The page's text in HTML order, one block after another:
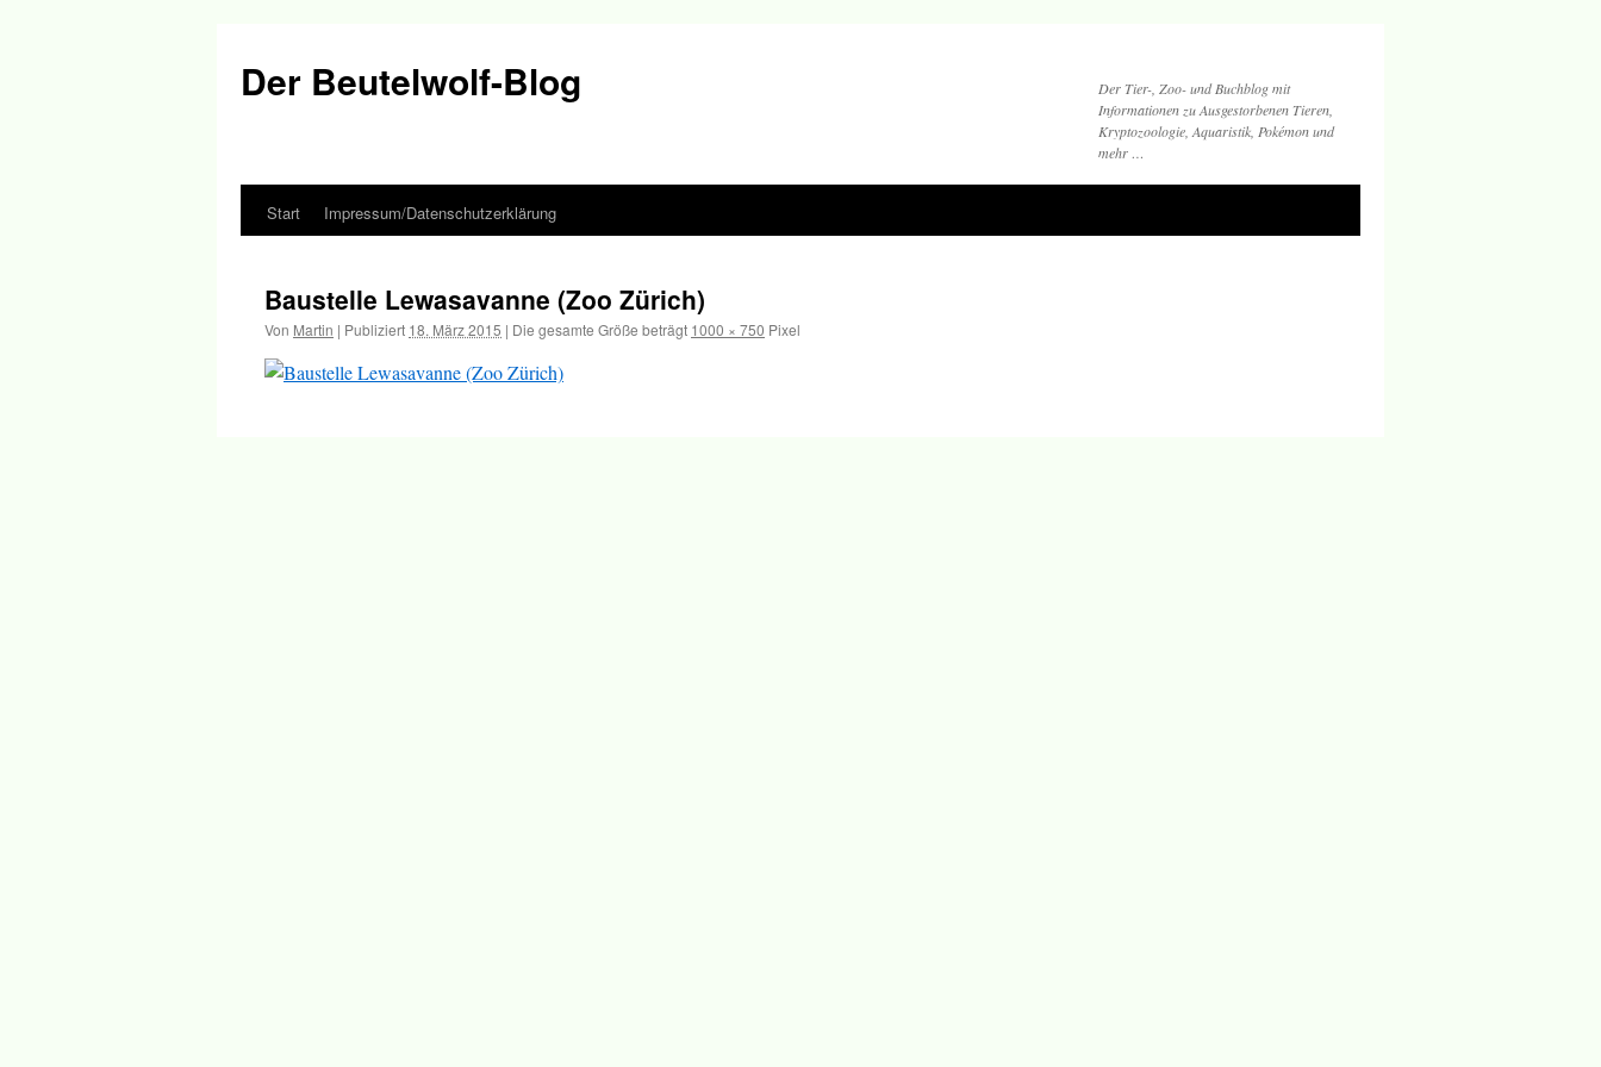
Der Beutelwolf-Blog
Der Tier-, Zoo- und Buchblog mit
Informationen zu Ausgestorbenen Tieren,
Kryptozoologie, Aquaristik, Pokémon und
mehr …
Springe
Inhalt
Start Impressum/Datenschutzerklärung
Baustelle Lewasavanne (Zoo Zürich)
Von Martin | Publiziert 18. März 2015 | Die gesamte Größe beträgt 1000 × 750 Pixel